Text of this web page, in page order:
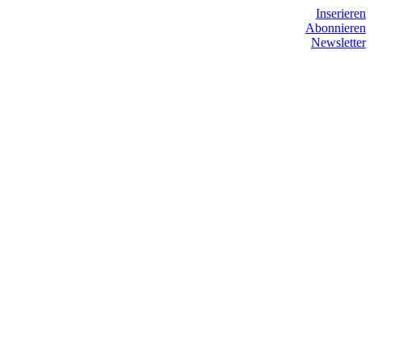
Inserieren
Abonnieren
Newsletter